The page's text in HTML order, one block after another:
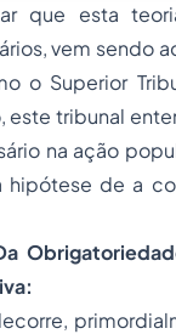
que esta
vem sendo
o Superior
este tribunal
na ação
hipótese de a